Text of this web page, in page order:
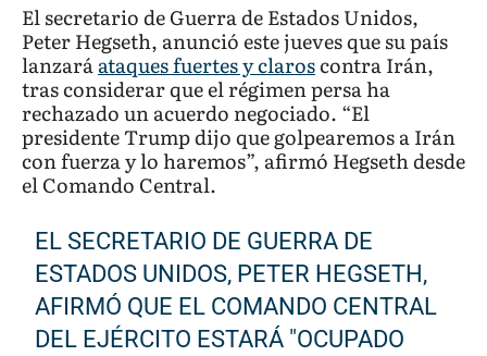
El secretario de Guerra de Estados Unidos,
Peter Hegseth, anunció este jueves que su país
lanzaráataques fuertes y claroscontra Irán,
tras considerar que el régimen persa ha
rechazado un acuerdo negociado. “El
presidente Trump dijo que golpearemos a Irán
con fuerza y lo haremos”, afirmó Hegseth desde
el Comando Central.
EL SECRETARIO DE GUERRA DE
ESTADOS UNIDOS, PETER HEGSETH,
AFIRMÓ QUE EL COMANDO CENTRAL
DEL EJÉRCITO ESTARÁ "OCUPADO